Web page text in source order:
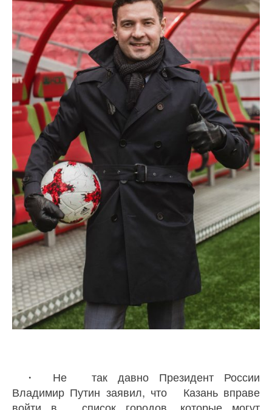
・ Не так давно Президент России
Владимир Путин заявил, что Казань вправе